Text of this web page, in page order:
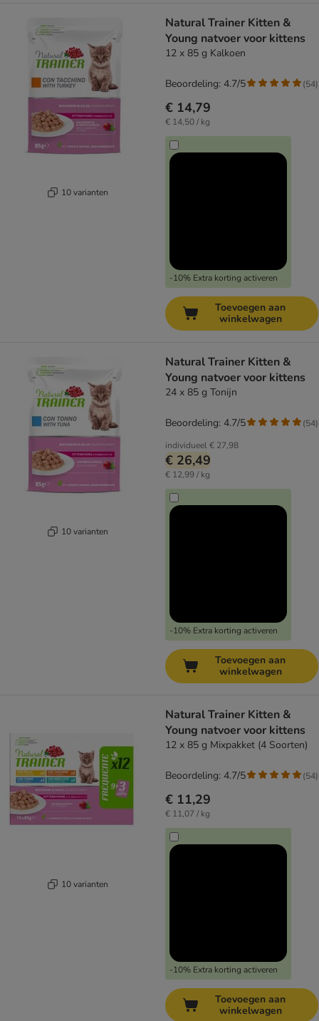
10 varianten
Natural Trainer Kitten &
Young natvoer voor kittens
12 x 85 g Kalkoen
€ 14,79
€ 14,50 / kg
-10% Extra korting activeren
Beoordeling: 4.7/5 (54)
Toevoegen aan
winkelwagen
10 varianten
Natural Trainer Kitten &
Young natvoer voor kittens
24 x 85 g Tonijn
individueel€ 27,98
€ 26,49
€ 12,99 / kg
-10% Extra korting activeren
Beoordeling: 4.7/5 (54)
Toevoegen aan
winkelwagen
10 varianten
Natural Trainer Kitten &
Young natvoer voor kittens
12 x 85 g Mixpakket (4 Soorten)
€ 11,29
€ 11,07 / kg
-10% Extra korting activeren
Beoordeling: 4.7/5 (54)
Toevoegen aan
winkelwagen